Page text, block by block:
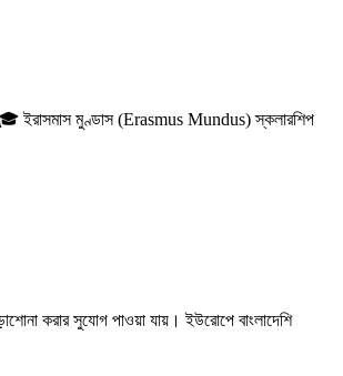
🎓 ইরাসমাস মুণ্ডাস (Erasmus Mundus) স্কলারশিপ
করার সুযোগ পাওয়া যায়। ইউরোপে বাংলাদেশি